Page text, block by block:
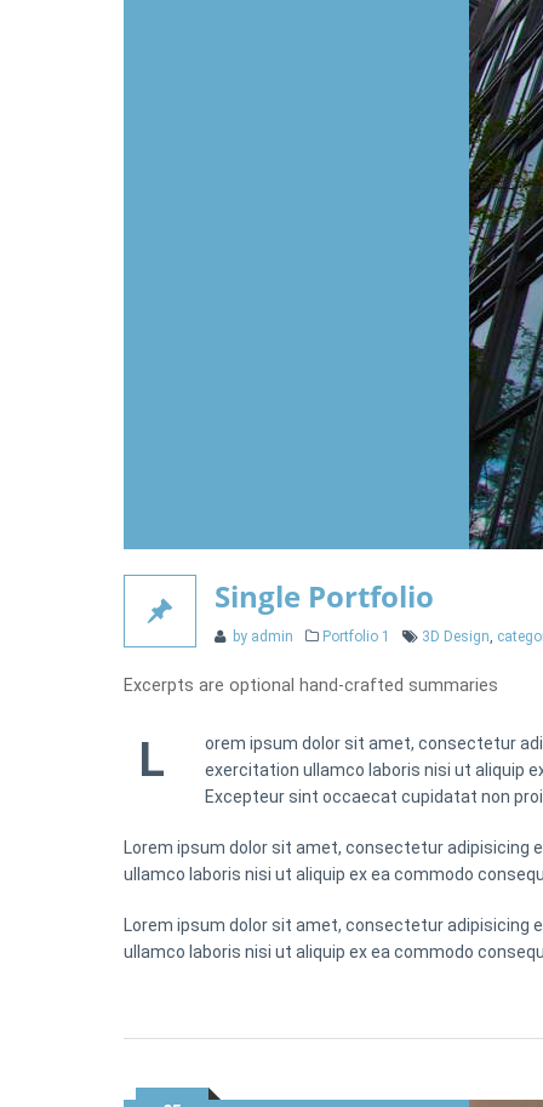
Single Portfolio
by admin Categories
Portfolio 1 Tags
3D Design,
Excerpts are optional hand-crafted summaries
L
orem ipsum dolor sit amet, consectetur
exercitation ullamco laboris nisi ut aliquip
Excepteur sint occaecat cupidatat non
Lorem ipsum dolor sit amet, consectetur adipisicing
ullamco laboris nisi ut aliquip ex ea commodo
Lorem ipsum dolor sit amet, consectetur adipisicing
ullamco laboris nisi ut aliquip ex ea commodo